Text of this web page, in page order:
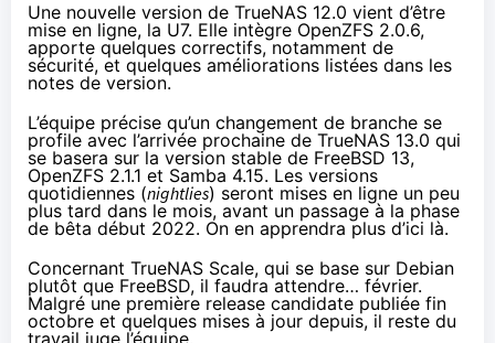
Une nouvelle version de TrueNAS 12.0 vient d’être
mise en ligne, la U7. Elle intègre OpenZFS 2.0.6,
apporte quelques correctifs, notamment de
sécurité, et quelques améliorations listées dans les
notes de version.
L’équipe précise qu’un changement de branche se
profile avec l’arrivée prochaine de TrueNAS 13.0 qui
se basera sur la version stable de FreeBSD 13,
OpenZFS 2.1.1 et Samba 4.15. Les versions
quotidiennes (nightlies) seront mises en ligne un peu
plus tard dans le mois, avant un passage à la phase
de bêta début 2022. On en apprendra plus d’ici là.
Concernant TrueNAS Scale, qui se base sur Debian
plutôt que FreeBSD, il faudra attendre… février.
Malgré une première release candidate publiée fin
octobre et quelques mises à jour depuis, il reste du